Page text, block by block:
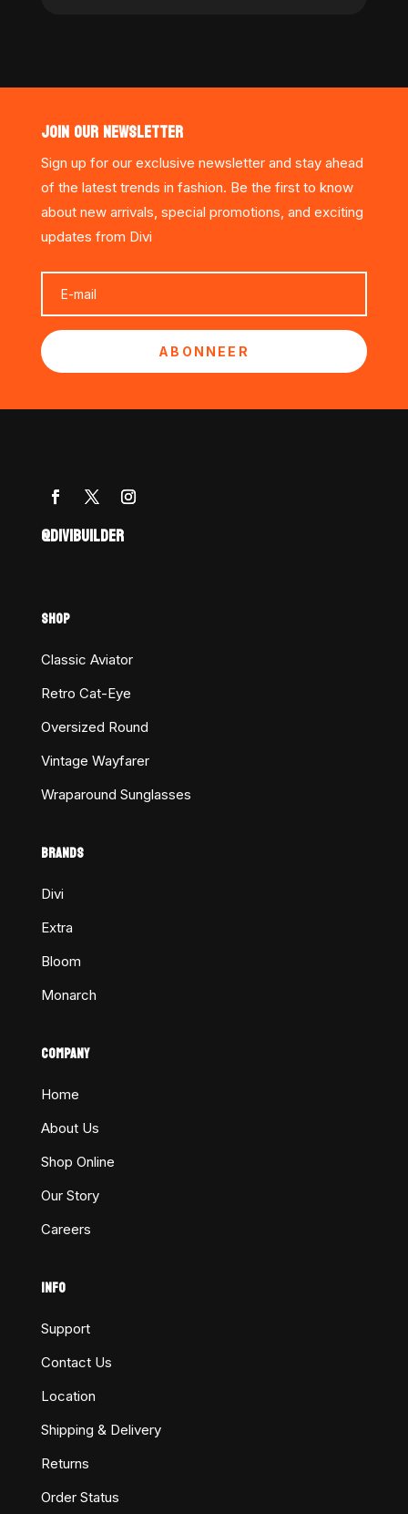
JOIN OUR NEWSLETTER
Sign up for our exclusive newsletter and stay ahead
of the latest trends in fashion. Be the first to know
about new arrivals, special promotions, and exciting
updates from Divi
ABONNEER
@DIVIBUILDER
SHOP
Classic Aviator
Retro Cat-Eye
Oversized Round
Vintage Wayfarer
Wraparound Sunglasses
BRANDS
Divi
Extra
Bloom
Monarch
COMPANY
Home
About Us
Shop Online
Our Story
Careers
INFO
Support
Contact Us
Location
Shipping & Delivery
Returns
Order Status